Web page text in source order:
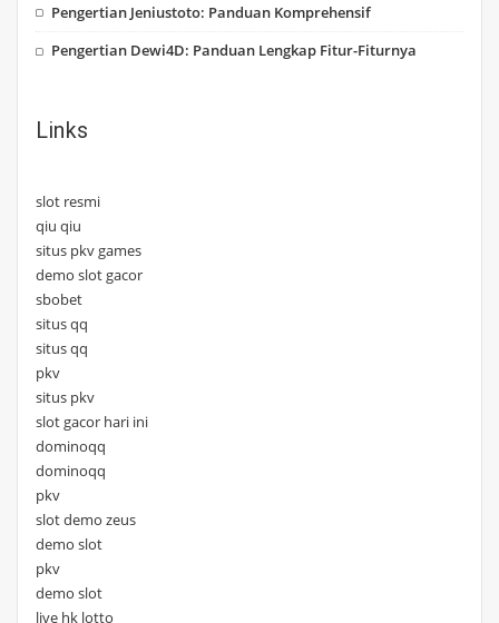
Pengertian Jeniustoto: Panduan Komprehensif
Pengertian Dewi4D: Panduan Lengkap Fitur-Fiturnya
Links
slot resmi
qiu qiu
situs pkv games
demo slot gacor
sbobet
situs qq
situs qq
pkv
situs pkv
slot gacor hari ini
dominoqq
dominoqq
pkv
slot demo zeus
demo slot
pkv
demo slot
live hk lotto